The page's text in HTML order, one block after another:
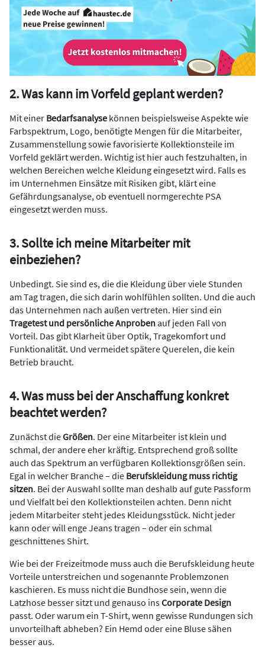
2. Was kann im Vorfeld geplant werden?
Mit einer Bedarfsanalyse können beispielsweise Aspekte wie
Farbspektrum, Logo, benötigte Mengen für die Mitarbeiter,
Zusammenstellung sowie favorisierte Kollektionsteile im
Vorfeld geklärt werden. Wichtig ist hier auch festzuhalten, in
welchen Bereichen welche Kleidung eingesetzt wird. Falls es
im Unternehmen Einsätze mit Risiken gibt, klärt eine
Gefährdungsanalyse, ob eventuell normgerechte PSA
eingesetzt werden muss.
3. Sollte ich meine Mitarbeiter mit
einbeziehen?
Unbedingt. Sie sind es, die die Kleidung über viele Stunden
am Tag tragen, die sich darin wohlfühlen sollten. Und die auch
das Unternehmen nach außen vertreten. Hier sind ein
Tragetest und persönliche Anprobenauf jeden Fall von
Vorteil. Das gibt Klarheit über Optik, Tragekomfort und
Funktionalität. Und vermeidet spätere Querelen, die kein
Betrieb braucht.
4. Was muss bei der Anschaffung konkret
beachtet werden?
Zunächst dieGrößen. Der eine Mitarbeiter ist klein und
schmal, der andere eher kräftig. Entsprechend groß sollte
auch das Spektrum an verfügbaren Kollektionsgrößen sein.
Egal in welcher Branche – die Berufskleidung muss richtig
sitzen. Bei der Auswahl sollte man deshalb auf gute Passform
und Vielfalt bei den Kollektionsteilen achten. Denn nicht
jedem Mitarbeiter steht jedes Kleidungsstück. Nicht jeder
kann oder will enge Jeans tragen – oder ein schmal
geschnittenes Shirt.
Wie bei der Freizeitmode muss auch die Berufskleidung heute
Vorteile unterstreichen und sogenannte Problemzonen
kaschieren. Es muss nicht die Bundhose sein, wenn die
Latzhose besser sitzt und genauso insCorporate Design
passt. Oder warum ein T-Shirt, wenn gewisse Rundungen sich
unvorteilhaft abheben? Ein Hemd oder eine Bluse sähen
besser aus.